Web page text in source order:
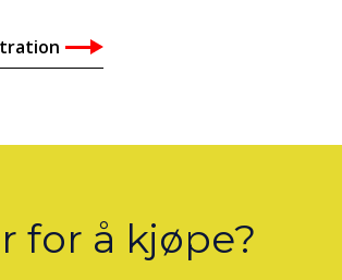
for å kjøpe?